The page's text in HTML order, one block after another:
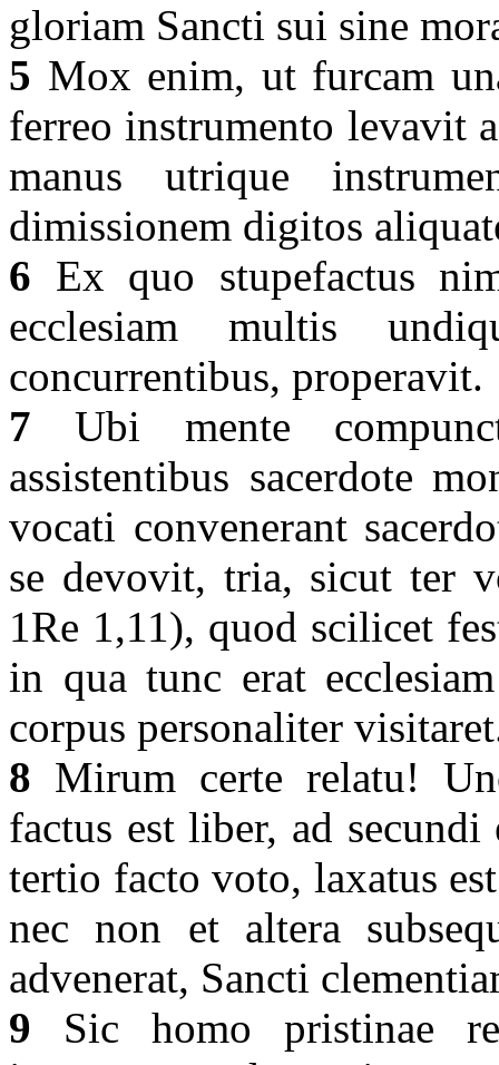
gloriam Sancti sui sine
5 Mox enim, ut furcam
ferreo instrumento levavit
manus utrique
dimissionem digitos
6 Ex quo stupefactus
ecclesiam multis
concurrentibus, properavit.
7 Ubi mente
assistentibus sacerdote
vocati convenerant
se devovit, tria, sicut ter
1Re 1,11), quod scilicet
in qua tunc erat
corpus personaliter
8 Mirum certe relatu!
factus est liber, ad
tertio facto voto, laxatus
nec non et altera
advenerat, Sancti
9 Sic homo pristinae